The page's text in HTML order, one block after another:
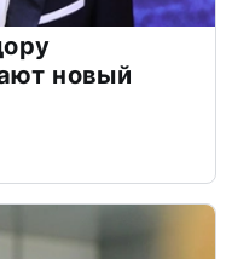
новый